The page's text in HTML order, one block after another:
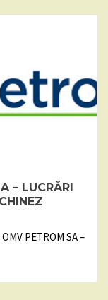
– LUCRĂRI
PETROM SA –